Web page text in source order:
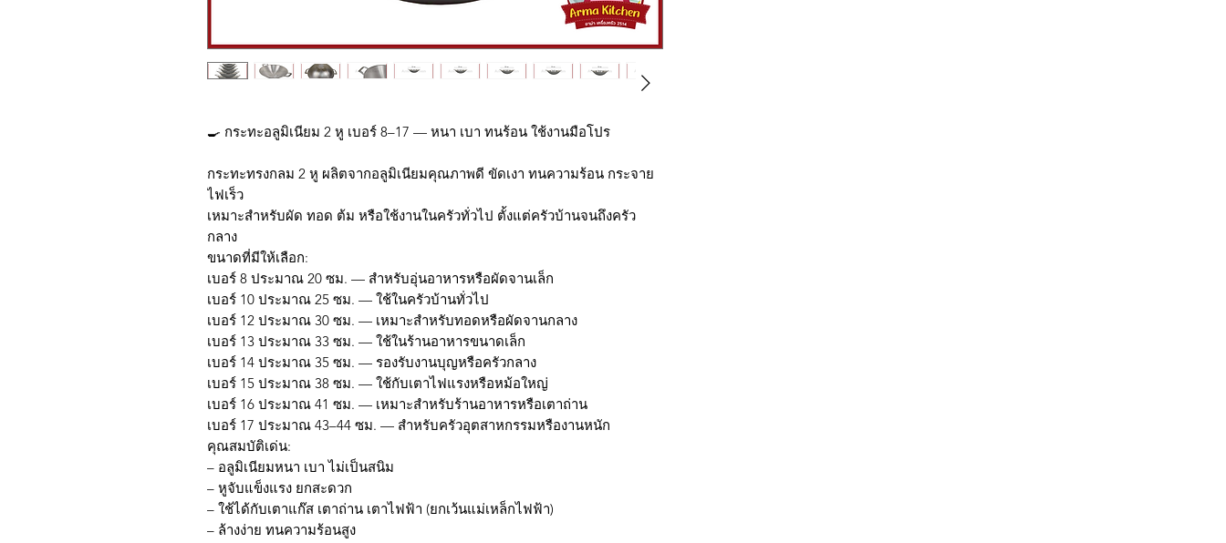
🍳 กระทะอลูมิเนียม 2 หู เบอร์ 8–17 — หนา เบา ทนร้อน ใช้งานมือโปร
กระทะทรงกลม 2 หู ผลิตจากอลูมิเนียมคุณภาพดี ขัดเงา ทนความร้อน กระจาย
ไฟเร็ว
เหมาะสำหรับผัด ทอด ต้ม หรือใช้งานในครัวทั่วไป ตั้งแต่ครัวบ้านจนถึงครัว
กลาง
ขนาดที่มีให้เลือก:
เบอร์ 8 ประมาณ 20 ซม. — สำหรับอุ่นอาหารหรือผัดจานเล็ก
เบอร์ 10 ประมาณ 25 ซม. — ใช้ในครัวบ้านทั่วไป
เบอร์ 12 ประมาณ 30 ซม. — เหมาะสำหรับทอดหรือผัดจานกลาง
เบอร์ 13 ประมาณ 33 ซม. — ใช้ในร้านอาหารขนาดเล็ก
เบอร์ 14 ประมาณ 35 ซม. — รองรับงานบุญหรือครัวกลาง
เบอร์ 15 ประมาณ 38 ซม. — ใช้กับเตาไฟแรงหรือหม้อใหญ่
เบอร์ 16 ประมาณ 41 ซม. — เหมาะสำหรับร้านอาหารหรือเตาถ่าน
เบอร์ 17 ประมาณ 43–44 ซม. — สำหรับครัวอุตสาหกรรมหรืองานหนัก
คุณสมบัติเด่น:
– อลูมิเนียมหนา เบา ไม่เป็นสนิม
– หูจับแข็งแรง ยกสะดวก
– ใช้ได้กับเตาแก๊ส เตาถ่าน เตาไฟฟ้า (ยกเว้นแม่เหล็กไฟฟ้า)
– ล้างง่าย ทนความร้อนสูง